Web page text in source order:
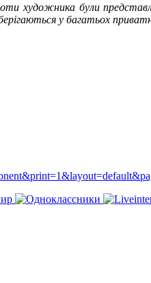
художника були
у багатьох